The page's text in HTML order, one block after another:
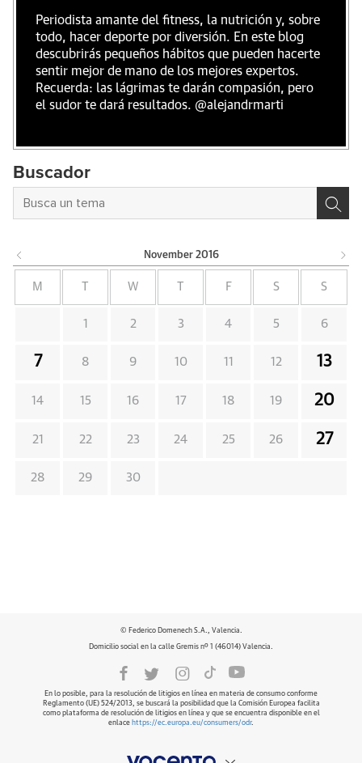
Periodista amante del fitness, la nutrición y, sobre
todo, hacer deporte por diversión. En este blog
descubrirás pequeños hábitos que pueden hacerte
sentir mejor de mano de los mejores expertos.
Recuerda: las lágrimas te darán compasión, pero
el sudor te dará resultados. @alejandrmarti
Buscador
November 2016
M W F S S
1 2 3 4 5 6
7 8 9 10 11 12 13
14 15 16 17 18 19 20
21 22 23 24 25 26 27
28 29 30
© Federico Domenech S.A., Valencia.
Domicilio social en la calle Gremis nº 1 (46014) Valencia.
En lo posible, para la resolución de litigios en línea en materia de consumo conforme
Reglamento (UE) 524/2013, se buscará la posibilidad que la Comisión Europea facilita
como plataforma de resolución de litigios en línea y que se encuentra disponible en el
enlace https://ec.europa.eu/consumers/odr.